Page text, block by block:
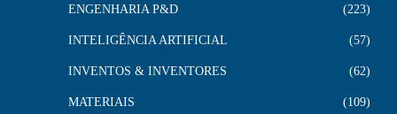
ENGENHARIA P&D 223
INTELIGÊNCIA ARTIFICIAL 57
INVENTOS & INVENTORES 62
MATERIAIS 109